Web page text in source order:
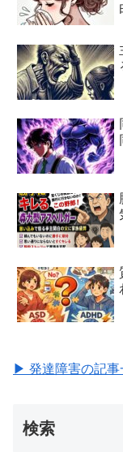
▶ 発達障害の記事
検索